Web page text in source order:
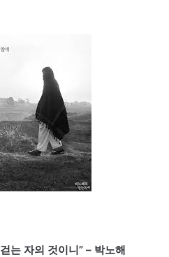
는 자의 것이니” – 박노해